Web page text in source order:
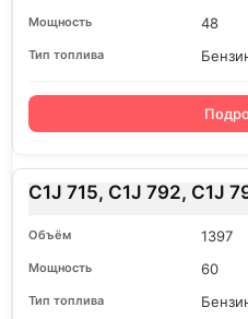
48
C1J 715, C1J 792, C1J
1397
60